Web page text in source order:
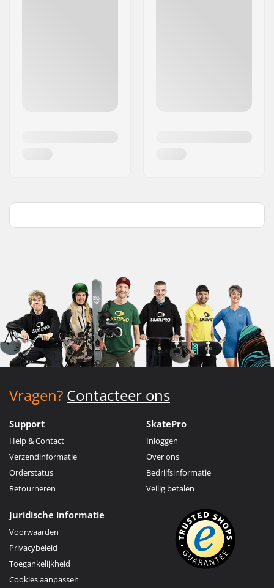
Vragen? Contacteer ons
Support
Help & Contact
Verzendinformatie
Orderstatus
Retourneren
SkatePro
Inloggen
Over ons
Bedrijfsinformatie
Veilig betalen
Juridische informatie
Voorwaarden
Privacybeleid
Toegankelijkheid
Cookies aanpassen